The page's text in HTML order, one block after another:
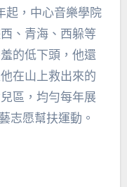
起，中心音樂學院
、青海、西躲等
的低下頭，他還
在山上救出來的
區，均勻每年展
志愿幫扶運動。